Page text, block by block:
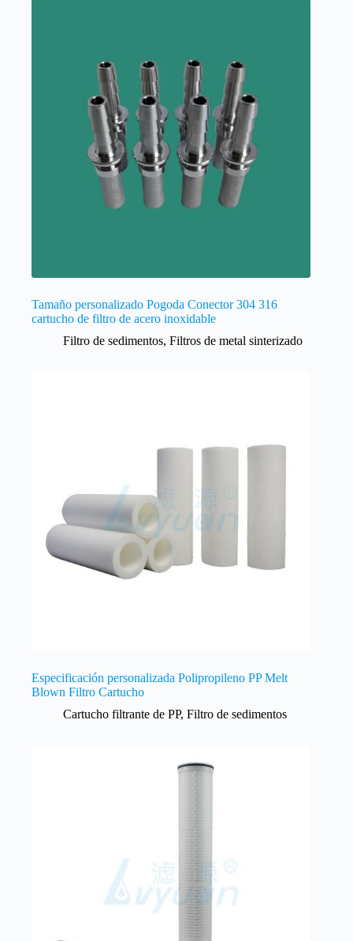
Tamaño personalizado Pogoda Conector 304 316
cartucho de filtro de acero inoxidable
Filtro de sedimentos, Filtros de metal sinterizado
Especificación personalizada Polipropileno PP Melt
Blown Filtro Cartucho
Cartucho filtrante de PP, Filtro de sedimentos